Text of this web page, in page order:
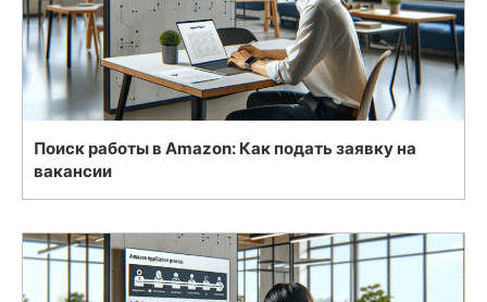
Поиск работы в Amazon: Как подать заявку на
вакансии